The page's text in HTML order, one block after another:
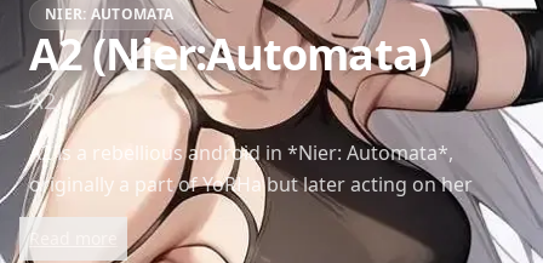
NIER: AUTOMATA
A2 (Nier:Automata)
A2
A2 is a rebellious android in *Nier: Automata*,
originally a part of YoRHa but later acting on her
own beliefs and principles. Her complex journey of
redemption is a key element of the game's narrative.
Read more